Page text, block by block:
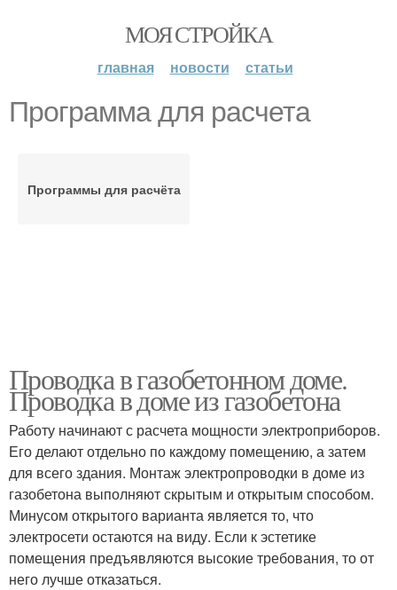
МОЯ СТРОЙКА
главная новости статьи
Программа для расчета
Программы для расчёта
Проводка в газобетонном доме.
Проводка в доме из газобетона
Работу начинают с расчета мощности электроприборов.
Его делают отдельно по каждому помещению, а затем
для всего здания. Монтаж электропроводки в доме из
газобетона выполняют скрытым и открытым способом.
Минусом открытого варианта является то, что
электросети остаются на виду. Если к эстетике
помещения предъявляются высокие требования, то от
него лучше отказаться.